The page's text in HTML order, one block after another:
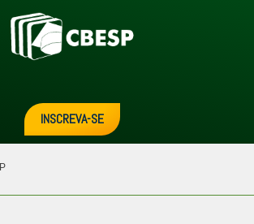
INSCREVA-SE